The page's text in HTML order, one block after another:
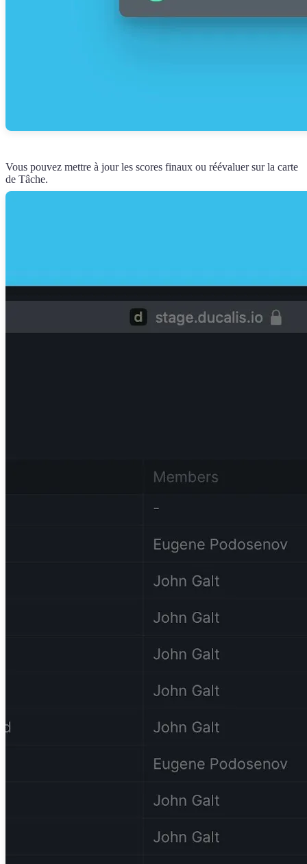
Vous pouvez mettre à jour les scores finaux ou réévaluer sur la carte
de Tâche.